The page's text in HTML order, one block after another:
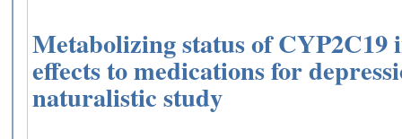
Metabolizing status of CYP2C19
effects to medications for
naturalistic study